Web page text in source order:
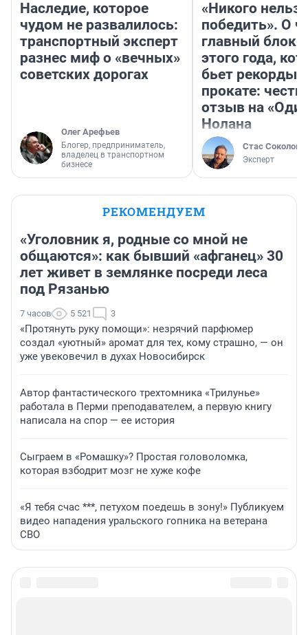
Наследие, которое
чудом не развалилось:
транспортный эксперт
разнес миф о «вечных»
советских дорогах
Олег Арефьев
Блогер, предприниматель,
владелец в транспортном
бизнесе
«Никого нельзя
победить». О
главный
этого года,
бьет рекорды в
прокате:
отзыв на
Нолана
Стас Соколов
Эксперт
РЕКОМЕНДУЕМ
«Уголовник я, родные со мной не
общаются»: как бывший «афганец» 30
лет живет в землянке посреди леса
под Рязанью
7 часов 5 521 3
«Протянуть руку помощи»: незрячий парфюмер
создал «уютный» аромат для тех, кому страшно, — он
уже увековечил в духах Новосибирск
Автор фантастического трехтомника «Трилунье»
работала в Перми преподавателем, а первую книгу
написала на спор — ее история
Сыграем в «Ромашку»? Простая головоломка,
которая взбодрит мозг не хуже кофе
«Я тебя счас ***, петухом поедешь в зону!» Публикуем
видео нападения уральского гопника на ветерана
СВО